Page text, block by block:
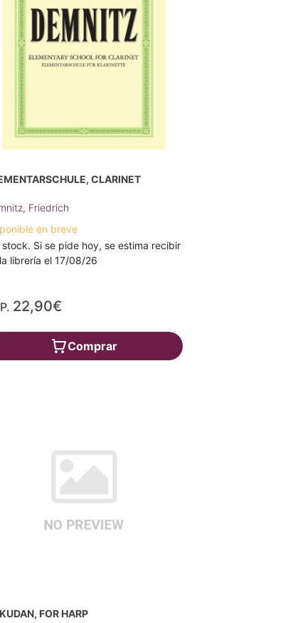
CLARINET
Friedrich
en breve
stock. Si se pide hoy, se estima recibir
librería el 17/08/26
22,90€
Comprar
FOR HARP